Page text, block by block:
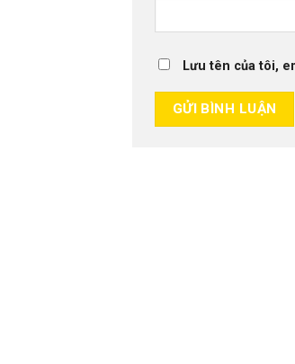
Lưu tên của tôi,